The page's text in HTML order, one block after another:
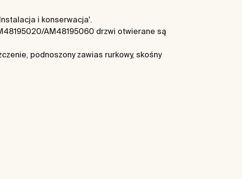
i konserwacja'.
AM48195060 drzwi otwierane są
podnoszony zawias rurkowy, skośny